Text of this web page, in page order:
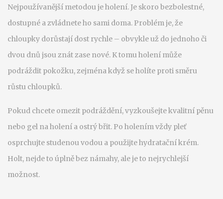
Nejpoužívanější metodou je holení. Je skoro bezbolestné,
dostupné a zvládnete ho sami doma. Problém je, že
chloupky dorůstají dost rychle – obvykle už do jednoho či
dvou dnů jsou znát zase nové. K tomu holení může
podráždit pokožku, zejména když se holíte proti směru
růstu chloupků.
Pokud chcete omezit podráždění, vyzkoušejte kvalitní pěnu
nebo gel na holení a ostrý břit. Po holením vždy pleť
osprchujte studenou vodou a použijte hydratační krém.
Holt, nejde to úplně bez námahy, ale je to nejrychlejší
možnost.